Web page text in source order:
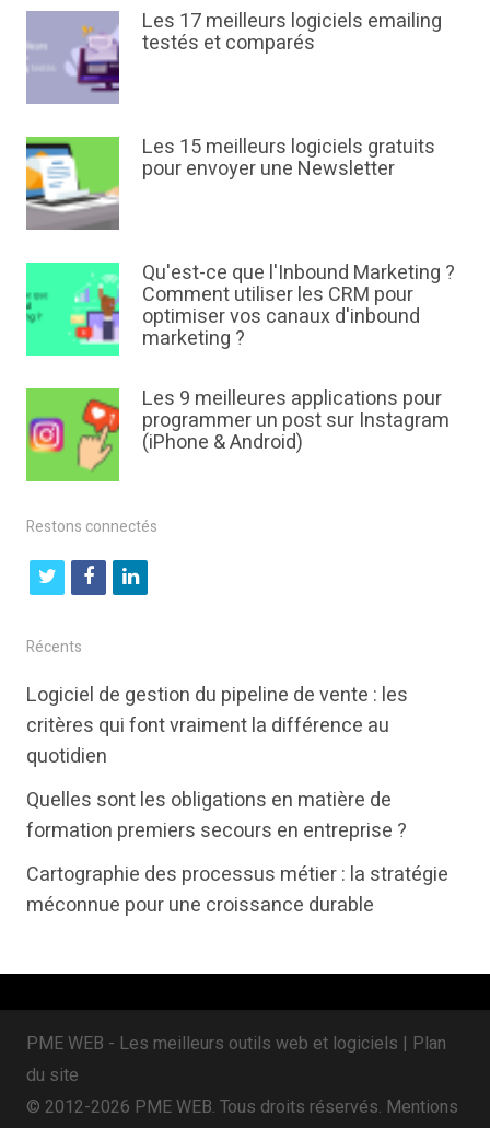
Les 17 meilleurs logiciels emailing
testés et comparés
Les 15 meilleurs logiciels gratuits
pour envoyer une Newsletter
Qu'est-ce que l'Inbound Marketing ?
Comment utiliser les CRM pour
optimiser vos canaux d'inbound
marketing ?
Les 9 meilleures applications pour
programmer un post sur Instagram
(iPhone & Android)
Restons connectés
t
i
t
t
e
f
b
o
k
l
e
i
n
Récents
Logiciel de gestion du pipeline de vente : les
critères qui font vraiment la différence au
quotidien
Quelles sont les obligations en matière de
formation premiers secours en entreprise ?
Cartographie des processus métier : la stratégie
méconnue pour une croissance durable
PME WEB - Les meilleurs outils web et logiciels | Plan
du site
© 2012-2026 PME WEB. Tous droits réservés. Mentions